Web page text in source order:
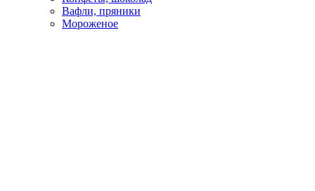
Вафли, пряники
Мороженое